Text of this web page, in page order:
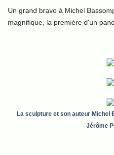
Un grand bravo à Michel
magnifique, la première d'un
La sculpture et son auteur Michel
Jérôme